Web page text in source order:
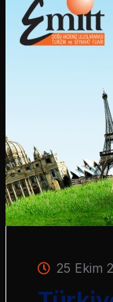
25 Ekim